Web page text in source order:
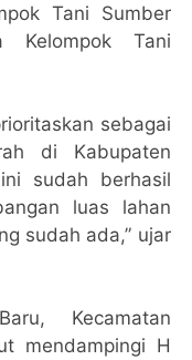
Tani Sumber
Kelompok Tani
sebagai
di Kabupaten
sudah berhasil
luas lahan
sudah ada,” ujar
Kecamatan
mendampingi H